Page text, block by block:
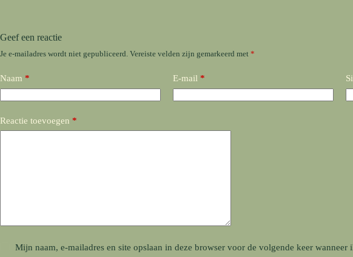
Geef een reactie
Je e-mailadres wordt niet gepubliceerd. Vereiste velden zijn gemarkeerd met *
Naam * E-mail *
Reactie toevoegen *
Mijn naam, e-mailadres en site opslaan in deze browser voor de volgende keer wanneer